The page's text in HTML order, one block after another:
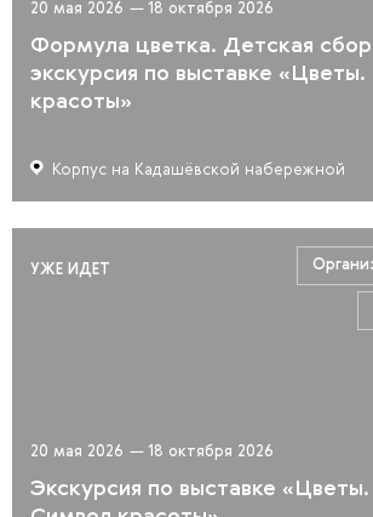
20 мая 2026 — 18 октября 2026
Формула цветка. Детская
экскурсия по выставке
красоты»
Корпус на Кадашёвской набережной
УЖЕ ИДЕТ
20 мая 2026 — 18 октября 2026
Экскурсия по выставке «Цветы.